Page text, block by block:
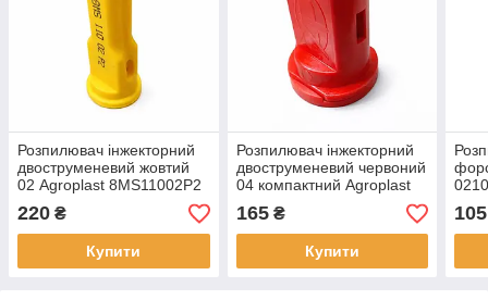
Розпилювач інжекторний
двоструменевий жовтий
02 Agroplast 8MS11002P2
220 ₴
Купити
Розпилювач інжекторний
двоструменевий червоний
04 компактний Agroplast
165₴
Купити
105